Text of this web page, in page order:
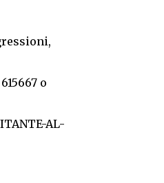
o
AL-